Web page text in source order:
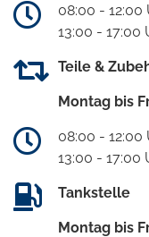
08:00 - 12:00
13:00 - 17:00
Teile &
Montag bis
08:00 - 12:00
13:00 - 17:00
Tankstelle
Montag bis